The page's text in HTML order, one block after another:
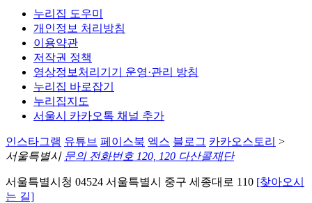
누리집 도우미
개인정보 처리방침
이용약관
저작권 정책
영상정보처리기기 운영·관리 방침
누리집 바로잡기
누리집지도
서울시 카카오톡 채널 추가
인스타그램 유튜브 페이스북 엑스 블로그 카카오스토리 >
서울특별시 문의 전화번호 120, 120 다산콜재단
서울특별시청 04524 서울특별시 중구 세종대로 110 [찾아오시
는 길]